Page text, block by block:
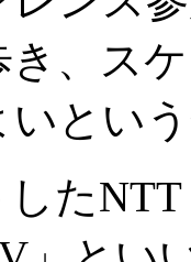
き、ス
とい
た